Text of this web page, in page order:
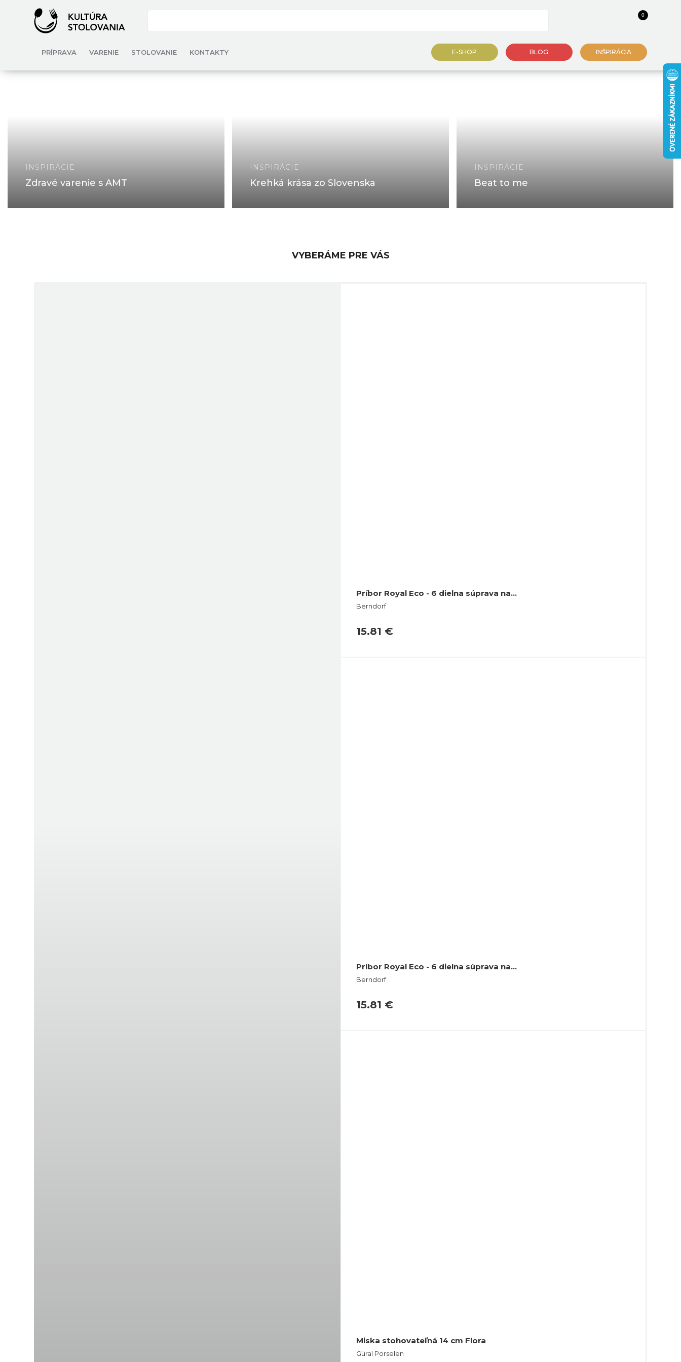
0
PRÍPRAVA VARENIE STOLOVANIE KONTAKTY E-SHOP BLOG INŠPIRÁCIA
INŠPIRÁCIE
Zdravé varenie s AMT
INŠPIRÁCIE
Krehká krása zo Slovenska
INŠPIRÁCIE
Beat to me
VYBERÁME PRE VÁS
Príbor Royal Eco - 6 dielna súprava na…
Berndorf
15.81 €
Príbor Royal Eco - 6 dielna súprava na…
Berndorf
15.81 €
Miska stohovateľná 14 cm Flora
Güral Porselen